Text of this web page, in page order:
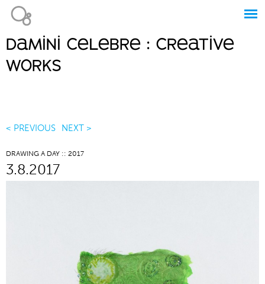
Main
menu
damini celebre : creative
works
< PREVIOUS NEXT >
DRAWING A DAY :: 2017
3.8.2017